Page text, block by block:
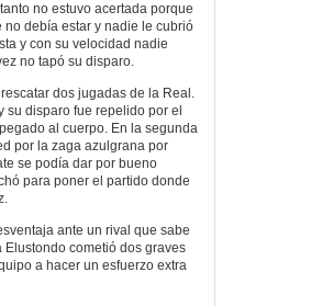
no estuvo acertada porque
no debía estar y nadie le cubrió
y con su velocidad nadie
no tapó su disparo.
dos jugadas de la Real.
su disparo fue repelido por el
al cuerpo. En la segunda
por la zaga azulgrana por
se podía dar por bueno
para poner el partido donde
ante un rival que sabe
cometió dos graves
a hacer un esfuerzo extra